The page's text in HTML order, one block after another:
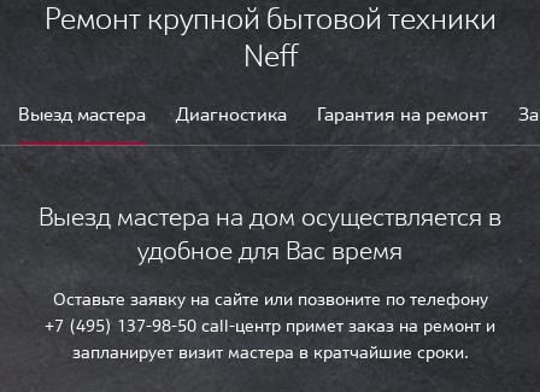
Ремонт крупной бытовой техники
Neff
Выезд мастера Диагностика Гарантия на ремонт
Выезд мастера на дом осуществляется в
удобное для Вас время
Оставьте заявку на сайте или позвоните по телефону
+7 (495) 137-98-50 call-центр примет заказ на ремонт и
запланирует визит мастера в кратчайшие сроки.